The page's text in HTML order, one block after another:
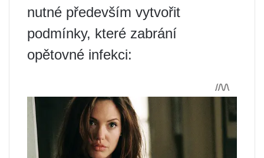
nutné především vytvořit
podmínky, které zabrání
opětovné infekci: